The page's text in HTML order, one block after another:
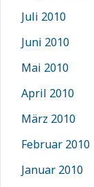
Juli 2010
Juni 2010
Mai 2010
April 2010
März 2010
Februar 2010
Januar 2010